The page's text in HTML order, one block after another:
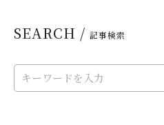
SEARCH / 記事検索